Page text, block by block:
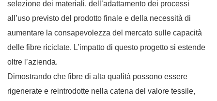
selezione dei materiali, dell’adattamento dei processi
all’uso previsto del prodotto finale e della necessità di
aumentare la consapevolezza del mercato sulle capacità
delle fibre riciclate. L’impatto di questo progetto si estende
oltre l’azienda.
Dimostrando che fibre di alta qualità possono essere
rigenerate e reintrodotte nella catena del valore tessile,